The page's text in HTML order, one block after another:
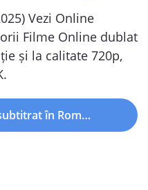
Vezi Online
Filme Online dublat
și la calitate 720p,
Mentorii film online subtitrat în Româna